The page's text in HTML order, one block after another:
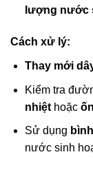
lượng nước
Cách xử lý:
Thay mới
Kiểm tra
nhiệthoặc
Sử dụng
nước sinh